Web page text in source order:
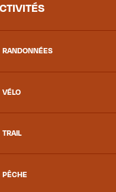
RANDONNÉES
VÉLO
TRAIL
PÊCHE
Julien-Mont-Denis